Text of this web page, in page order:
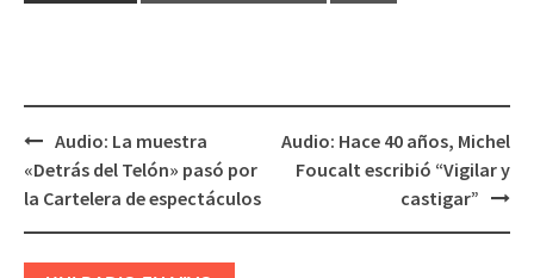
Navegación
de
Audio: La muestra
«Detrás del Telón» pasó por
la Cartelera de espectáculos
Audio: Hace 40 años, Michel
Foucalt escribió “Vigilar y
castigar”